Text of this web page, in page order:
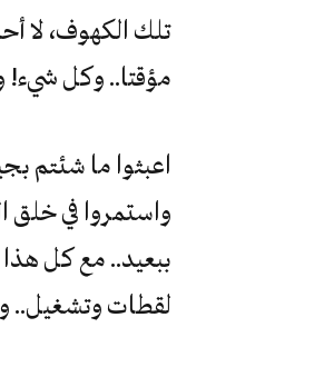
تلك الكهوف، لا
مؤقتا.. وكل شيء!
اعبثوا ما شئتم
واستمروا في خلق
ببعيد.. مع كل هذا
لقطات وتشغيل..